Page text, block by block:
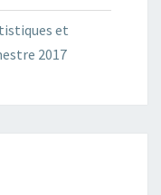
et
2017